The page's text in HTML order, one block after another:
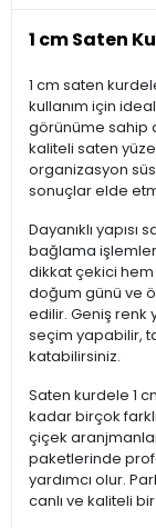
1 cm Saten
1 cm saten
kullanım için
görünüme sahip
kaliteli saten
organizasyon
sonuçlar elde
Dayanıklı
bağlama
dikkat çekici
doğum günü ve
edilir. Geniş renk
seçim yapabilir,
katabilirsiniz.
Saten kurdele 1
kadar birçok
çiçek
paketlerinde
yardımcı olur.
canlı ve kaliteli